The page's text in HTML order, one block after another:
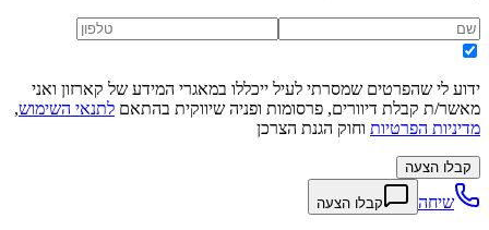
ידוע לי שהפרטים שמסרתי לעיל ייכללו במאגרי המידע של קארזון ואני
מאשר/ת קבלת דיוורים, פרסומות ופניה שיווקית בהתאם לתנאי השימוש,
מדיניות הפרטיות וחוק הגנת הצרכן
קבלו הצעה
שיחה קבלו הצעה